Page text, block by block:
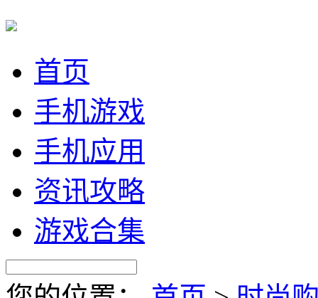
首页
手机游戏
手机应用
资讯攻略
游戏合集